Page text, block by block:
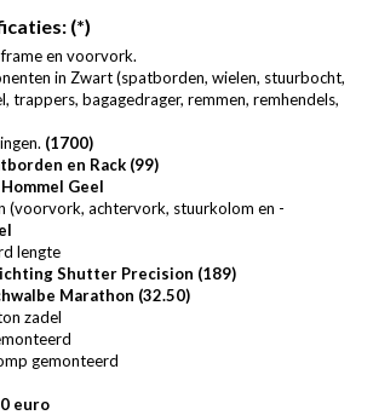
(*)
frame en voorvork.
in Zwart (spatborden, wielen, stuurbocht,
trappers, bagagedrager, remmen, remhendels,
(1700)
en Rack (99)
Hommel Geel
(voorvork, achtervork, stuurkolom en -
lengte
Shutter Precision (189)
Marathon (32.50)
zadel
gemonteerd
euro